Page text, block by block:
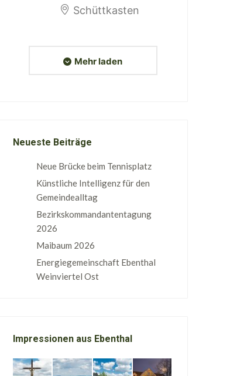
Schüttkasten
Mehr laden
Neueste Beiträge
Neue Brücke beim Tennisplatz
Künstliche Intelligenz für den
Gemeindealltag
Bezirkskommandantentagung
2026
Maibaum 2026
Energiegemeinschaft Ebenthal
Weinviertel Ost
Impressionen aus Ebenthal